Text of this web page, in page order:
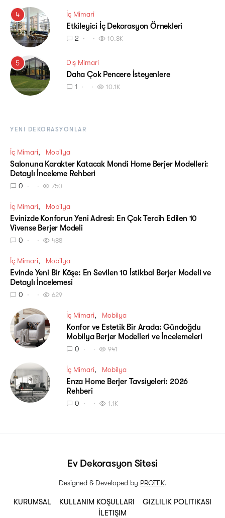
4 İç Mimari
Etkileyici İç Dekorasyon Örnekleri
2 10.8K
5 Dış Mimari
Daha Çok Pencere İsteyenlere
1 10.1K
YENI DEKORASYONLAR
İç Mimari Mobilya
Salonuna Karakter Katacak Mondi Home Berjer Modelleri:
Detaylı İnceleme Rehberi
0 750
İç Mimari Mobilya
Evinizde Konforun Yeni Adresi: En Çok Tercih Edilen 10
Vivense Berjer Modeli
0 488
İç Mimari Mobilya
Evinde Yeni Bir Köşe: En Sevilen 10 İstikbal Berjer Modeli ve
Detaylı İncelemesi
0 629
İç Mimari Mobilya
Konfor ve Estetik Bir Arada: Gündoğdu
Mobilya Berjer Modelleri ve İncelemeleri
0 941
İç Mimari Mobilya
Enza Home Berjer Tavsiyeleri: 2026
Rehberi
0 1.1K
KURUMSAL KULLANIM KOŞULLARI
GIZLILIK POLITIKASI
İLETIŞIM
Ev Dekorasyon Sitesi
Designed & Developed by PROTEK.